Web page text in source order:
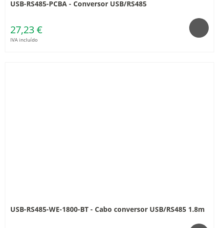
USB-RS485-PCBA - Conversor USB/RS485
27,23 €
IVA incluído
USB-RS485-WE-1800-BT - Cabo conversor USB/RS485 1.8m